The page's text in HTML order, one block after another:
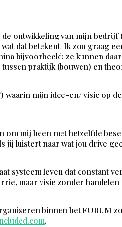
ontwikkeling van mijn
dat betekent. Ik zou graag
bijvoorbeeld; ze kunnen
praktijk (bouwen) en
waarin mijn idee-en/ visie op
mij heen met hetzelfde
jij luistert naar wat jou drive
systeem leven dat constant
maar visie zonder handelen
binnen het FORUM
.